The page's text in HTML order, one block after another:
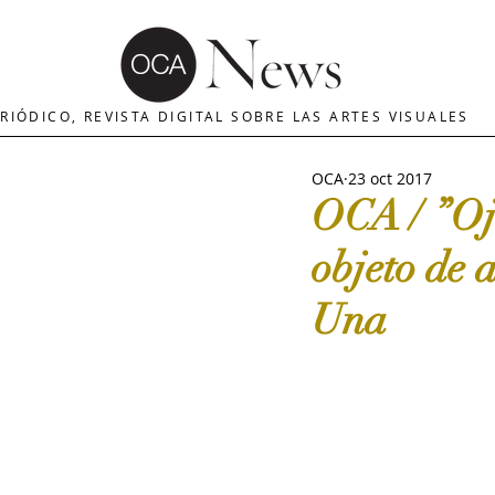
MERCADO DE ARTE
The Art Newspaper Crítica
OCA /
objeto de
Una
OCA 23 oct 2017
REVISTA DIGITAL SOBRE LAS ARTES VISUALES